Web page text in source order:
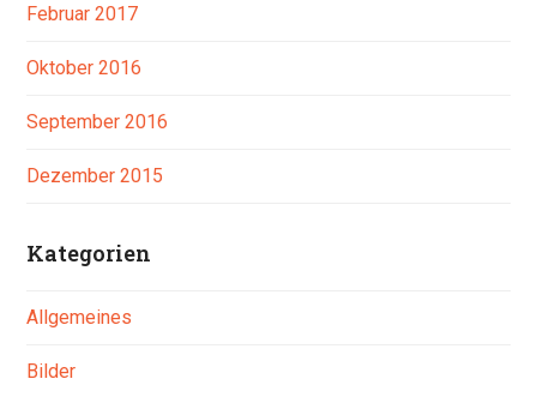
Februar 2017
Oktober 2016
September 2016
Dezember 2015
Kategorien
Allgemeines
Bilder